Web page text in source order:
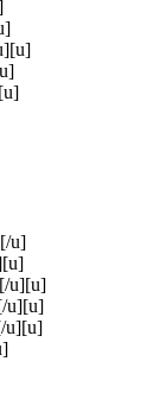
u]
u][u]
u][u]
u][u]